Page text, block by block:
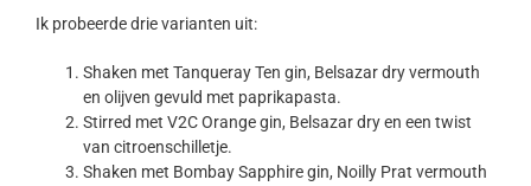
Ik probeerde drie varianten uit:
Shaken met Tanqueray Ten gin, Belsazar dry vermouth
en olijven gevuld met paprikapasta.
Stirred met V2C Orange gin, Belsazar dry en een twist
van citroenschilletje.
Shaken met Bombay Sapphire gin, Noilly Prat vermouth